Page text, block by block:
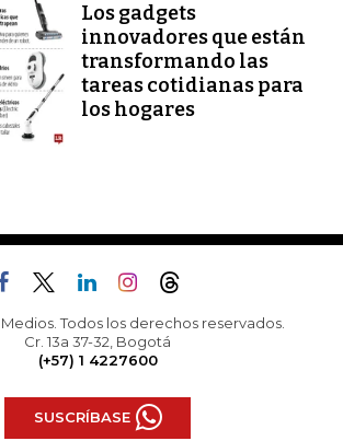
Los gadgets
innovadores que están
transformando las
tareas cotidianas para
los hogares
Todos los derechos reservados.
Cr. 13a 37-32, Bogotá
(+57) 1 4227600
SUSCRÍBASE